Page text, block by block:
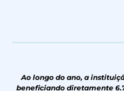
Ao longo do ano, a
beneficiando diretamente